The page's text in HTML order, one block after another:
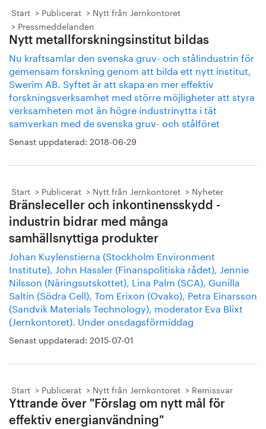
Start Publicerat
Nytt från Jernkontoret
Pressmeddelanden
Nytt metallforskningsinstitut bildas
Nu kraftsamlar den svenska gruv- och stålindustrin för
gemensam forskning genom att bilda ett nytt institut,
Swerim AB. Syftet är att skapa en mer effektiv
forskningsverksamhet med större möjligheter att styra
verksamheten mot än högre industrinytta i tät
samverkan med de svenska gruv- och stålföret
Senast uppdaterad: 2018-06-29
Start Publicerat Nytt från Jernkontoret Nyheter
Bränsleceller och inkontinensskydd -
industrin bidrar med många
samhällsnyttiga produkter
Johan Kuylenstierna (Stockholm Environment
Institute), John Hassler (Finanspolitiska rådet), Jennie
Nilsson (Näringsutskottet), Lina Palm (SCA), Gunilla
Saltin (Södra Cell), Tom Erixon (Ovako), Petra Einarsson
(Sandvik Materials Technology), moderator Eva Blixt
(Jernkontoret). Under onsdagsförmiddag
Senast uppdaterad: 2015-07-01
Start Publicerat Nytt från Jernkontoret Remissvar
Yttrande över "Förslag om nytt mål för
effektiv energianvändning"